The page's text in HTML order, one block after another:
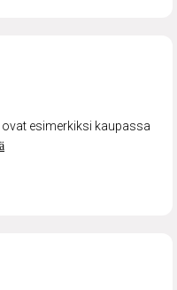
esimerkiksi kaupassa